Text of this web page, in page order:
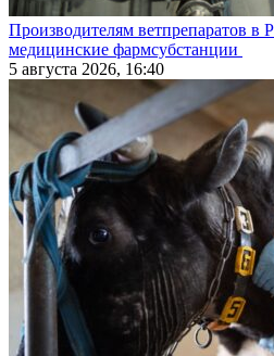
Производителям ветпрепаратов в
медицинские фармсубстанции
5 августа 2026, 16:40